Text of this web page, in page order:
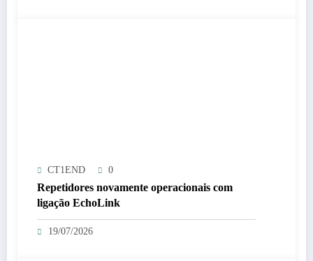
CT1END 0
Repetidores novamente operacionais com
ligação EchoLink
19/07/2026